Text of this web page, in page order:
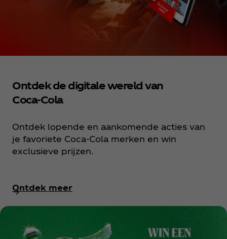
Ontdek de digitale wereld van
Coca‑Cola
Ontdek lopende en aankomende acties van
je favoriete Coca‑Cola merken en win
exclusieve prijzen.
Ontdek meer